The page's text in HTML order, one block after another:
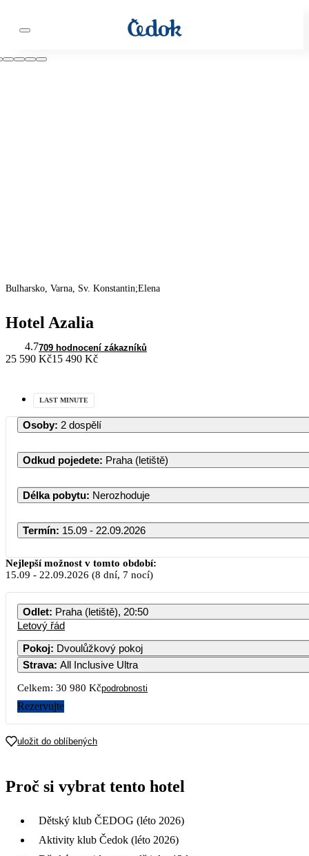
Bulharsko, Varna, Sv. Konstantin;Elena
Hotel Azalia
4.7709 hodnocení zákazníků
25 590 Kč15 490 Kč
LAST MINUTE
Osoby: 2 dospělí
Odkud pojedete: Praha (letiště)
Délka pobytu: Nerozhoduje
Termín: 15.09 - 22.09.2026
PO ÚT ST
20 290
Nejlepší možnost v tomto období:
15.09 - 22.09.2026 (8 dní, 7 nocí)
Odlet: Praha (letiště), 20:50
Letový řád
Pokoj: Dvoulůžkový pokoj
Strava: All Inclusive Ultra
Celkem: 30 980 Kčpodrobnosti
Rezervujte
uložit do oblíbených
Proč si vybrat tento hotel
Dětský klub ČEDOG (léto 2026)
Aktivity klub Čedok (léto 2026)